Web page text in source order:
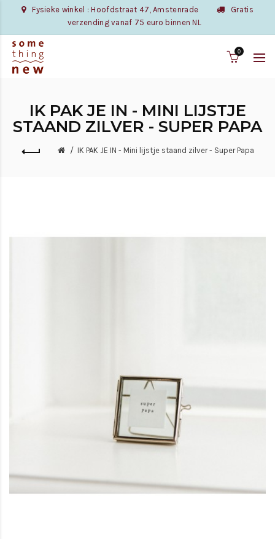
Fysieke winkel : Hoofdstraat 47, Amstenrade
Gratis
verzending vanaf 75 euro binnen NL
0
IK PAK JE IN - MINI LIJSTJE
STAAND ZILVER - SUPER PAPA
IK PAK JE IN - Mini lijstje staand zilver - Super Papa